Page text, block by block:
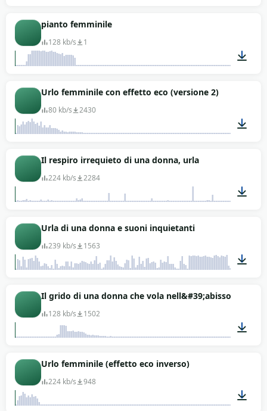
pianto femminile
128 kb/s 1
Urlo femminile con effetto eco (versione 2)
80 kb/s 2430
Il respiro irrequieto di una donna, urla
224 kb/s 2284
Urla di una donna e suoni inquietanti
239 kb/s 1563
09:12
Il grido di una donna che vola nell&#39;abisso
128 kb/s 1502
Urlo femminile (effetto eco inverso)
224 kb/s 948